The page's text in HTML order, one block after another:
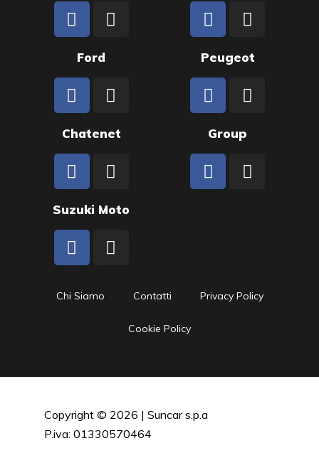
Ford Peugeot
Chatenet Group
Suzuki Moto
Chi Siamo Contatti Privacy Policy
Cookie Policy
Copyright © 2026 | Suncar s.p.a
P.iva: 01330570464